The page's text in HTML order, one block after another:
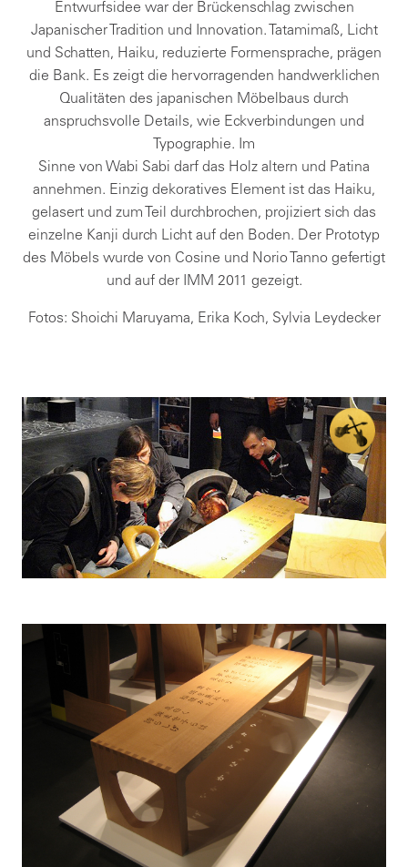
Entwurfsidee war der Brückenschlag zwischen
Japanischer Tradition und Innovation. Tatamimaß, Licht
und Schatten, Haiku, reduzierte Formensprache, prägen
die Bank. Es zeigt die hervorragenden handwerklichen
Qualitäten des japanischen Möbelbaus durch
anspruchsvolle Details, wie Eckverbindungen und
Typographie. Im
Sinne von Wabi Sabi darf das Holz altern und Patina
annehmen. Einzig dekoratives Element ist das Haiku,
gelasert und zum Teil durchbrochen, projiziert sich das
einzelne Kanji durch Licht auf den Boden. Der Prototyp
des Möbels wurde von Cosine und Norio Tanno gefertigt
und auf der IMM 2011 gezeigt.
Fotos: Shoichi Maruyama, Erika Koch, Sylvia Leydecker